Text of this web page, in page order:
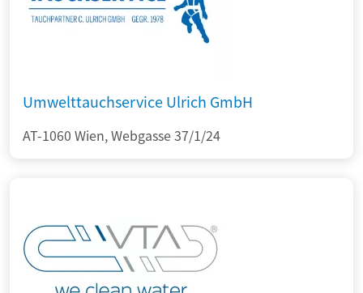
Umwelttauchservice Ulrich GmbH
AT-1060 Wien, Webgasse 37/1/24